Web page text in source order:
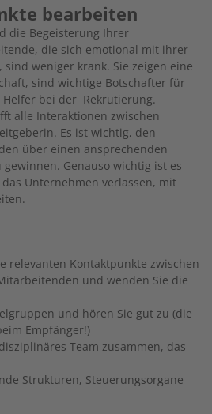
bearbeiten
die Begeisterung Ihrer
die sich emotional mit ihrer
weniger krank. Sie zeigen eine
sind wichtige Botschafter für
bei der Rekrutierung.
alle Interaktionen zwischen
Es ist wichtig, den
über einen ansprechenden
Genauso wichtig ist es
Unternehmen verlassen, mit
relevanten Kontaktpunkte zwischen
und wenden Sie die
und hören Sie gut zu (die
Empfänger!)
Team zusammen, das
Strukturen, Steuerungsorgane